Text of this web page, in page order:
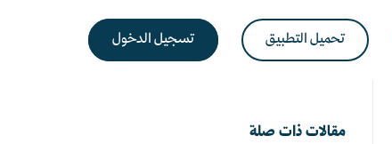
تحميل التطبيق تسجيل الدخول
مقالات ذات صلة